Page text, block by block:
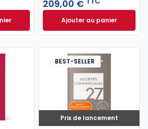
civil 2027 annoté. Édition limitée à 22,00 € TTC
209,00 €
Ajouter au panier
Mémento Social
Prix de lancement
BEST-SELLER